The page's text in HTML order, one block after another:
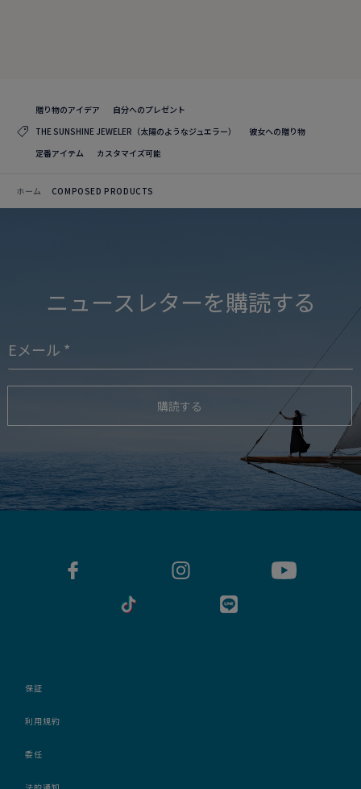
贈り物のアイデア
自分へのプレゼント
THE SUNSHINE JEWELER（太陽のようなジュエラー）
彼女への贈り物
定番アイテム
カスタマイズ可能
ホーム COMPOSED PRODUCTS
ニュースレターを購読する
購読する
保証
利用規約
委任